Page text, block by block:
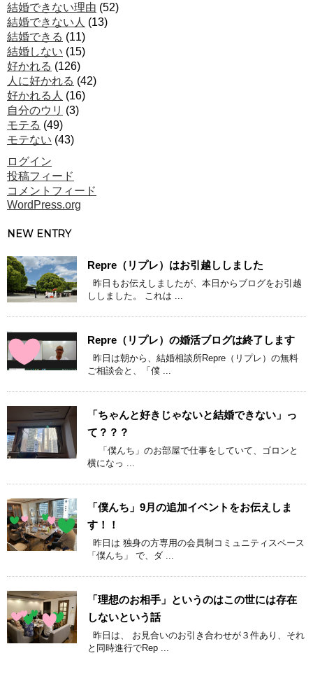
結婚できない理由 (52)
結婚できない人 (13)
結婚できる (11)
結婚しない (15)
好かれる (126)
人に好かれる (42)
好かれる人 (16)
自分のウリ (3)
モテる (49)
モテない (43)
ログイン
投稿フィード
コメントフィード
WordPress.org
NEW ENTRY
Repre（リプレ）はお引越ししました
昨日もお伝えしましたが、本日からブログをお引越
ししました。 これは ...
Repre（リプレ）の婚活ブログは終了します
昨日は朝から、結婚相談所Repre（リプレ）の無料
ご相談会と、「僕 ...
「ちゃんと好きじゃないと結婚できない」っ
て？？？
「僕んち」のお部屋で仕事をしていて、ゴロンと
横になっ ...
「僕んち」9月の追加イベントをお伝えしま
す！！
昨日は 独身の方専用の会員制コミュニティスペース
「僕んち」 で、ダ ...
「理想のお相手」というのはこの世には存在
しないという話
昨日は、 お見合いのお引き合わせが３件あり、それ
と同時進行でRep ...